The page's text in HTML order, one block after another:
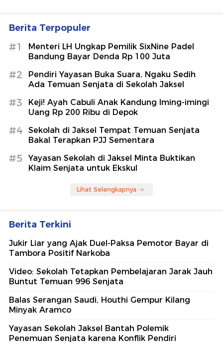
Berita Terpopuler
#1
Menteri LH Ungkap Pemilik SixNine Padel
Bandung Bayar Denda Rp 100 Juta
#2
Pendiri Yayasan Buka Suara, Ngaku Sedih
Ada Temuan Senjata di Sekolah Jaksel
#3
Keji! Ayah Cabuli Anak Kandung Iming-imingi
Uang Rp 200 Ribu di Depok
#4
Sekolah di Jaksel Tempat Temuan Senjata
Bakal Terapkan PJJ Sementara
#5
Yayasan Sekolah di Jaksel Minta Buktikan
Klaim Senjata untuk Ekskul
Lihat Selengkapnya
Berita Terkini
Jukir Liar yang Ajak Duel-Paksa Pemotor Bayar di
Tambora Positif Narkoba
Video: Sekolah Tetapkan Pembelajaran Jarak Jauh
Buntut Temuan 996 Senjata
Balas Serangan Saudi, Houthi Gempur Kilang
Minyak Aramco
Yayasan Sekolah Jaksel Bantah Polemik
Penemuan Senjata karena Konflik Pendiri